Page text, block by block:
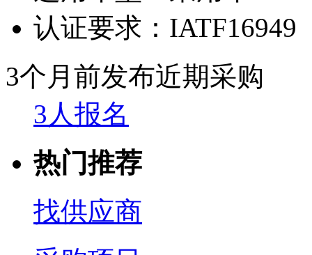
认证要求： IATF16949
3个月前发布近期采购
3人报名
热门推荐
找供应商